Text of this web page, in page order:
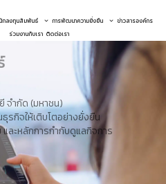
นักลงทุนสัมพันธ์ การพัฒนาความยั่งยืน
ข่าวสารองค์กร
ร่วมงานกับเรา ติดต่อเรา
จำกัด (มหาชน)
รกิจให้เติบโตอย่างยั่งยืน
ละหลักการกำกับดูแลกิจการ